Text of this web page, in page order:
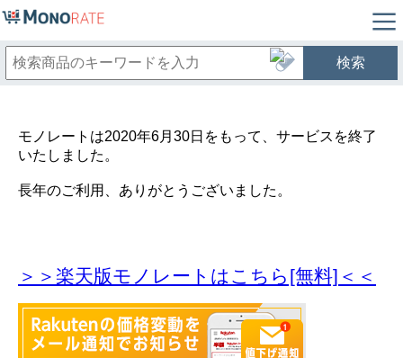
検索
モノレートは2020年6月30日をもって、サービスを終了
いたしました。
長年のご利用、ありがとうございました。
＞＞楽天版モノレートはこちら[無料]＜＜